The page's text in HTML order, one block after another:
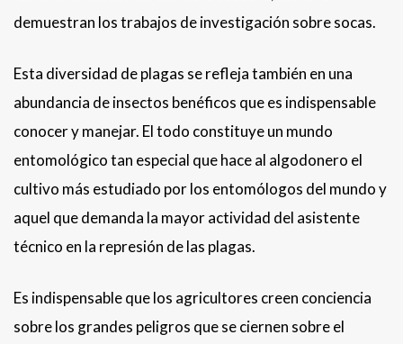
demuestran los trabajos de investigación sobre socas.
Esta diversidad de plagas se refleja también en una
abundancia de insectos benéficos que es indispensable
conocer y manejar. El todo constituye un mundo
entomológico tan especial que hace al algodonero el
cultivo más estudiado por los entomólogos del mundo y
aquel que demanda la mayor actividad del asistente
técnico en la represión de las plagas.
Es indispensable que los agricultores creen conciencia
sobre los grandes peligros que se ciernen sobre el